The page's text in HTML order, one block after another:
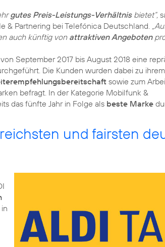
gutes Preis-Leistungs-Verhältnisbietet“,
& Partnering bei Telefónica Deutschland.
auch künftig von attraktiven Angeboten
September 2017 bis August 2018 eine
Die Kunden wurden dabei zu
sowie zum
befragt. In der Kategorie Mobilfunk &
das fünfte Jahr in Folge als beste Marke
und fairsten